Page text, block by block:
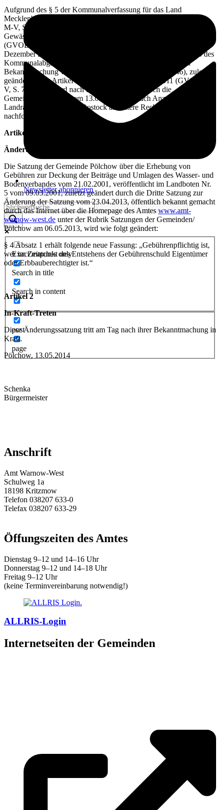
Newsletter abonnieren
Exact matches only
Search in title
Search in content
post
page
Aufgrund des § 5 der Kommunalverfassung für das Land
Mecklenburg-Vorpommern (KV M-V) vom 13.07.2011 (GVOBl.
M-V, S. 777), des § 3 des Gesetzes über die Bildung von
Gewässerunterhaltungsverbänden (GUVG) vom 04. August 1992
(GVOBl. M-V S. 458), zuletzt geändert durch Gesetz vom 17.
Dezember 2008 (GVOBl. M-V S. 499) sowie der §§ 1, 2 und 6 des
Kommunalabgabengesetzes (KAG M-V) in der Fassung der
Bekanntmachung vom 12.04.2005 (GVOBl. M-V, S. 146), zuletzt
geändert durch Artikel 2 des Gesetzes vom 13.07.2011 (GVOBl. M-
V, S. 777, 833) wird nach Beschlussfassung durch die
Gemeindevertretung vom 13.05.2014 und nach Anzeige beim
Landrat des Landkreises Rostock als untere Rechtsaufsichtsbehörde
nachfolgende Satzung erlassen.
Artikel 1
Änderungen
Die Satzung der Gemeinde Pölchow über die Erhebung von
Gebühren zur Deckung der Beiträge und Umlagen des Wasser- und
Bodenverbandes vom 21.02.2001, veröffentlicht im Landboten Nr.
5 vom 09.03.2001, zuletzt geändert durch die Dritte Satzung zur
Änderung der Satzung vom 23.04.2013, öffentlich bekannt gemacht
durch das Internet über die Homepage des Amteswww.amt-
warnow-west.de unter der Rubrik Satzungen der Gemeinden/
Pölchow am 06.05.2013, wird wie folgt geändert:
§ 4 Absatz 1 erhält folgende neue Fassung: „Gebührenpflichtig ist,
wer im Zeitpunkt des Entstehens der Gebührenschuld Eigentümer
oder Erbbauberechtigter ist.“
Artikel 2
In-Kraft-Treten
Diese Änderungssatzung tritt am Tag nach ihrer Bekanntmachung in
Kraft.
Pölchow, 13.05.2014
Schenka
Bürgermeister
Anschrift
Amt Warnow-West
Schulweg 1a
18198 Kritzmow
Telefon 038207 633-0
Telefax 038207 633-29
Öffungszeiten des Amtes
Dienstag 9–12 und 14–16 Uhr
Donnerstag 9–12 und 14–18 Uhr
Freitag 9–12 Uhr
(keine Terminvereinbarung notwendig!)
ALLRIS-Login
Internetseiten der Gemeinden